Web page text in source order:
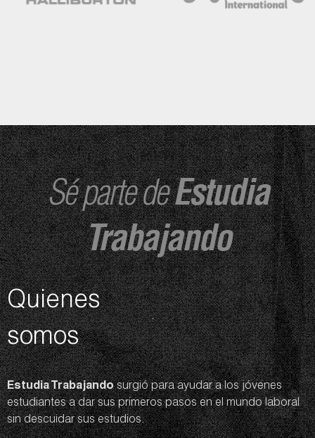
Sé parte deEstudia
Trabajando
Quienes
somos
Estudia Trabajandosurgió para ayudar a los jóvenes
estudiantes a dar sus primeros pasos en el mundo laboral
sin descuidar sus estudios.